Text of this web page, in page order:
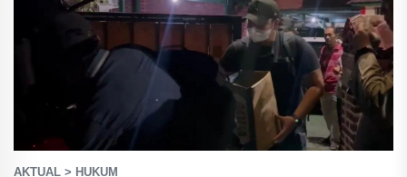
AKTUAL > HUKUM